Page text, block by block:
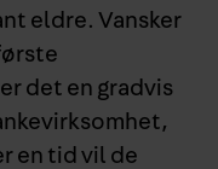
eldre. Vansker
det en gradvis
en tid vil de